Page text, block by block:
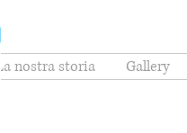
La nostra storia Gallery